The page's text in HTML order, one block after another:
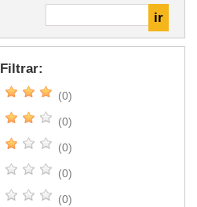
Filtrar:
(0)
(0)
(0)
(0)
(0)